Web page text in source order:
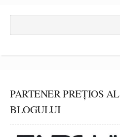
PARTENER PREȚIOS AL
BLOGULUI